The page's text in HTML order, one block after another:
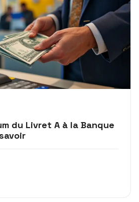
du Livret A à la Banque